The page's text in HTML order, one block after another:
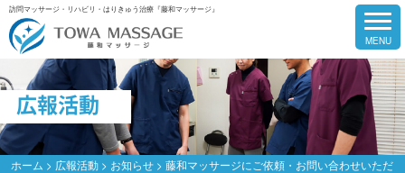
訪問マッサージ・リハビリ・はりきゅう治療『藤和マッサージ』
広報活動
ホーム > 広報活動> お知らせ> 藤和マッサージにご依頼・お問い合わせいただ